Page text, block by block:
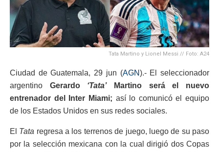
Tata Martino y Lionel Messi // Foto: A24
Ciudad de Guatemala, 29 jun (AGN).- El seleccionador
argentino Gerardo ‘Tata’Martino será el nuevo
entrenador del Inter Miami; así lo comunicó el equipo
de los Estados Unidos en sus redes sociales.
El Tata regresa a los terrenos de juego, luego de su paso
por la selección mexicana con la cual dirigió dos Copas